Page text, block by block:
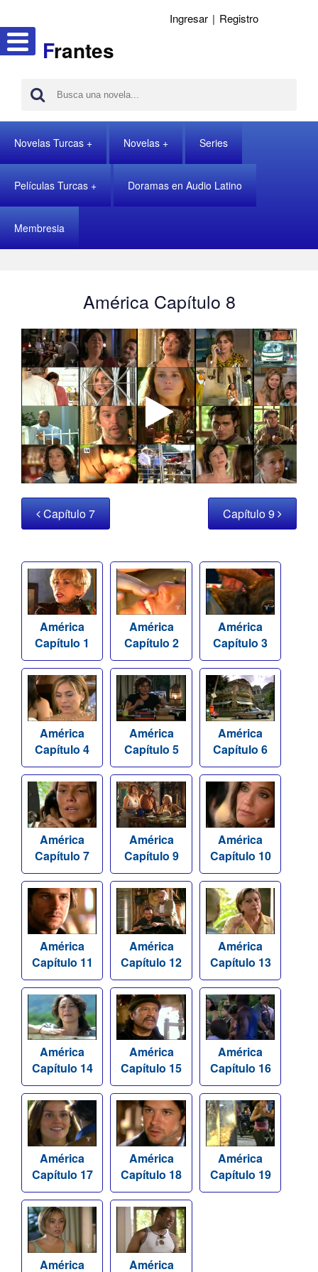
Frantes
Ingresar | Registro
Novelas Turcas Novelas Series
Películas Turcas Doramas en Audio Latino
Membresia
América Capítulo 8
Capítulo 7 Capítulo 9
América
Capítulo 1
América
Capítulo 2
América
Capítulo 3
América
Capítulo 4
América
Capítulo 5
América
Capítulo 6
América
Capítulo 7
América
Capítulo 9
América
Capítulo 10
América
Capítulo 11
América
Capítulo 12
América
Capítulo 13
América
Capítulo 14
América
Capítulo 15
América
Capítulo 16
América
Capítulo 17
América
Capítulo 18
América
Capítulo 19
América América